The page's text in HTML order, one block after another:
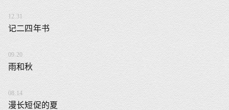
12.31
记二四年书
09.20
雨和秋
08.14
漫长短促的夏